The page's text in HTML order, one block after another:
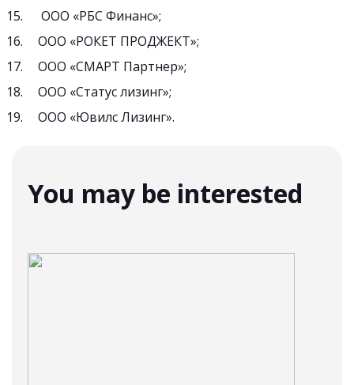
ООО «РБС Финанс»;
ООО «РОКЕТ ПРОДЖЕКТ»;
ООО «СМАРТ Партнер»;
ООО «Статус лизинг»;
ООО «Ювилс Лизинг».
You may be interested